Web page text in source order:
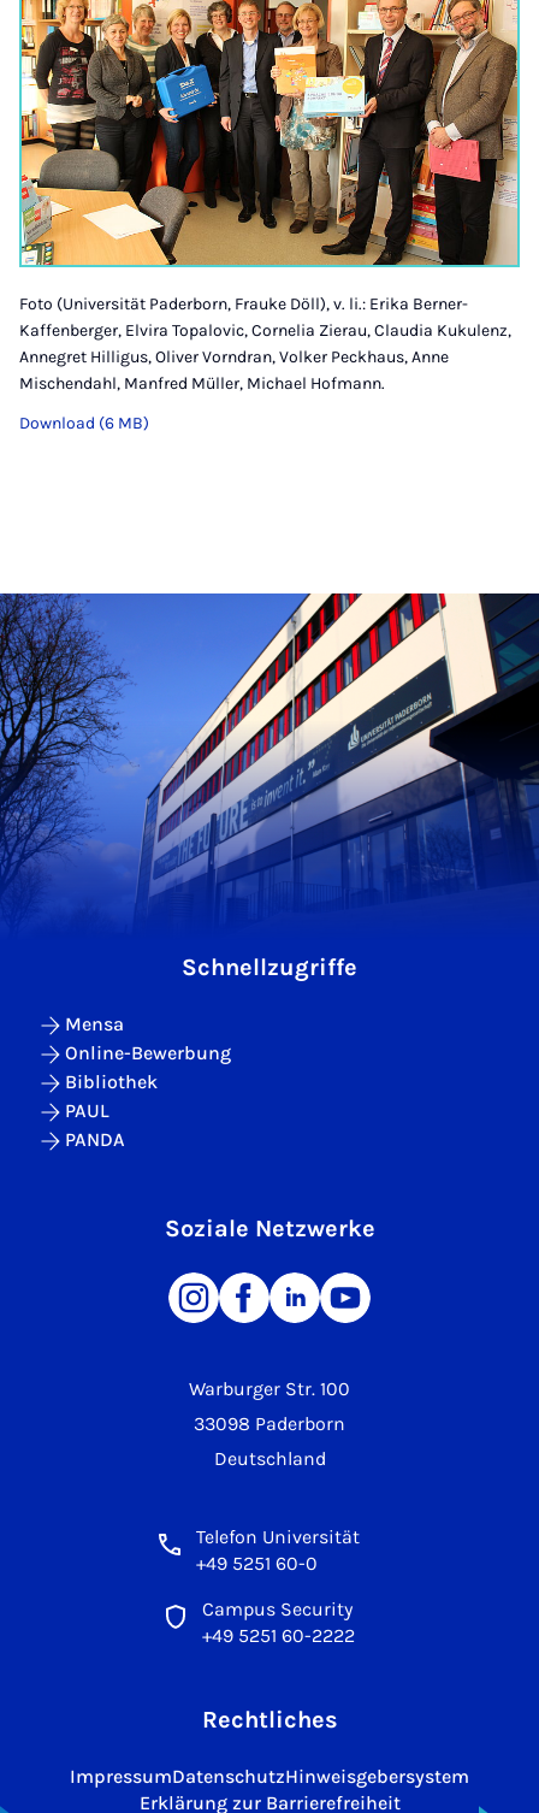
Foto (Universität Paderborn, Frauke Döll), v. li.: Erika Berner-
Kaffenberger, Elvira Topalovic, Cornelia Zierau, Claudia Kukulenz,
Annegret Hilligus, Oliver Vorndran, Volker Peckhaus, Anne
Mischendahl, Manfred Müller, Michael Hofmann.
Download (6 MB)
Warburger Str. 100
33098 Paderborn
Deutschland
Telefon Universität
+49 5251 60-0
Campus Security
+49 5251 60-2222
Schnellzugriffe
Mensa
Online-Bewerbung
Bibliothek
PAUL
PANDA
Soziale Netzwerke
Rechtliches
ImpressumDatenschutzHinweisgebersystem
Erklärung zur Barrierefreiheit